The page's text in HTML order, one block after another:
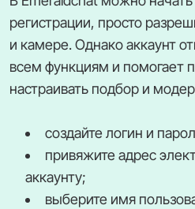
регистрации, просто
и камере. Однако аккаунт
всем функциям и помогает
настраивать подбор и
создайте логин и
привяжите адрес
аккаунту;
выберите имя